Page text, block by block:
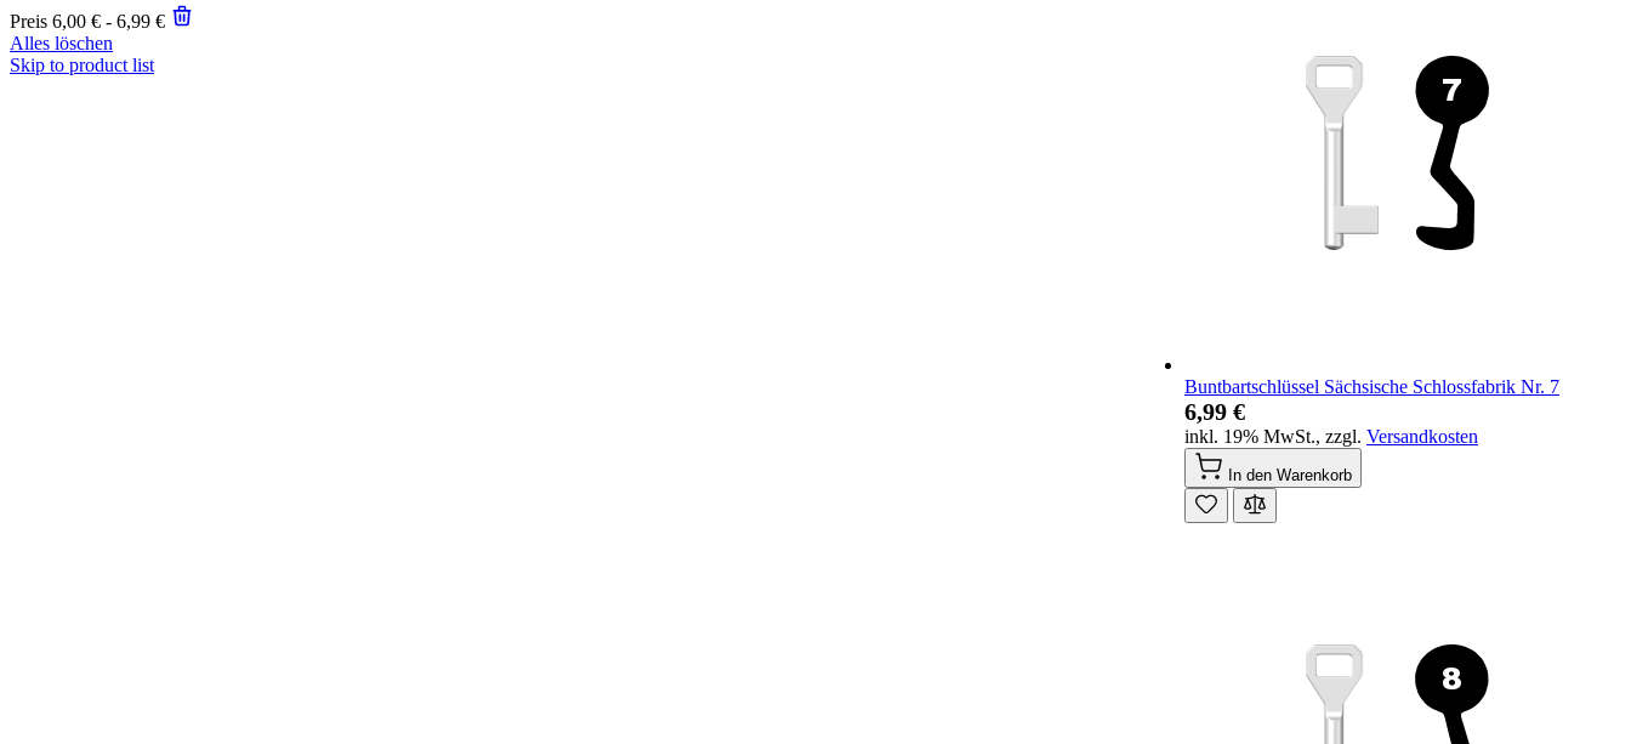
Preis 6,00 € - 6,99 €
Alles löschen
Skip to product list
Buntbartschlüssel Sächsische Schlossfabrik Nr. 7
6,99 €
inkl. 19% MwSt., zzgl. Versandkosten
In den Warenkorb